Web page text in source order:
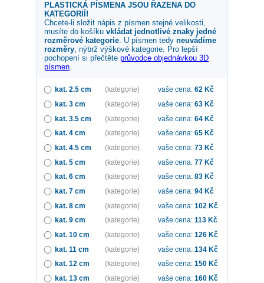
PLASTICKÁ PÍSMENA JSOU ŘAZENA DO
KATEGORIÍ!
Chcete-li složit nápis z písmen stejné velikosti,
musíte do košíku vkládat jednotlivé znaky jedné
rozměrové kategorie. U písmen tedy neuvádíme
rozměry, nýbrž výškové kategorie. Pro lepší
pochopení si přečtěte průvodce objednávkou 3D
písmen.
kat. 2.5 cm (kategorie) vaše cena: 62 Kč
kat. 3 cm
(kategorie) vaše cena: 63 Kč
kat. 3.5 cm
(kategorie) vaše cena: 64 Kč
kat. 4 cm
(kategorie) vaše cena: 65 Kč
kat. 4.5 cm
(kategorie) vaše cena: 73 Kč
kat. 5 cm
(kategorie) vaše cena: 77 Kč
kat. 6 cm
(kategorie) vaše cena: 83 Kč
kat. 7 cm
(kategorie) vaše cena: 94 Kč
kat. 8 cm
(kategorie) vaše cena: 102 Kč
kat. 9 cm
(kategorie) vaše cena: 113 Kč
kat. 10 cm
(kategorie) vaše cena: 126 Kč
kat. 11 cm
(kategorie) vaše cena: 134 Kč
kat. 12 cm
(kategorie) vaše cena: 150 Kč
kat. 13 cm
(kategorie) vaše cena: 160 Kč